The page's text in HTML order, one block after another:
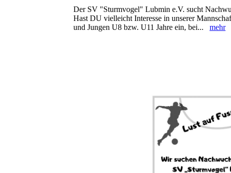
Der SV "Sturmvogel" Lubmin e.V. sucht
Hast DU vielleicht Interesse in unserer
und Jungen U8 bzw. U11 Jahre ein, bei... mehr